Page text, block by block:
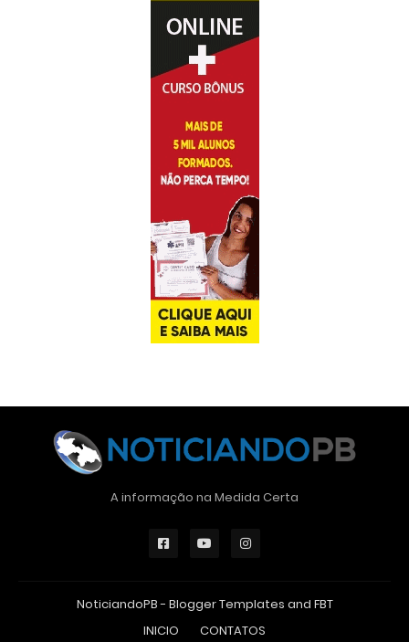
A informação na Medida Certa
NoticiandoPB - Blogger Templates and FBT
INICIO
CONTATOS